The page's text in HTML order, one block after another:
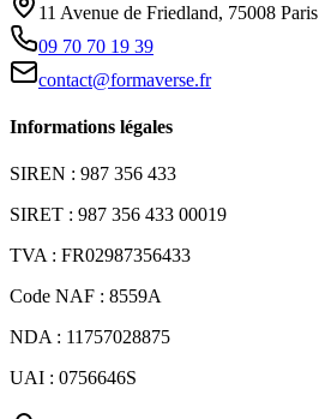
11 Avenue de Friedland, 75008 Paris
09 70 70 19 39
contact@formaverse.fr
Informations légales
SIREN : 987 356 433
SIRET : 987 356 433 00019
TVA : FR02987356433
Code NAF : 8559A
NDA : 11757028875
UAI : 0756646S